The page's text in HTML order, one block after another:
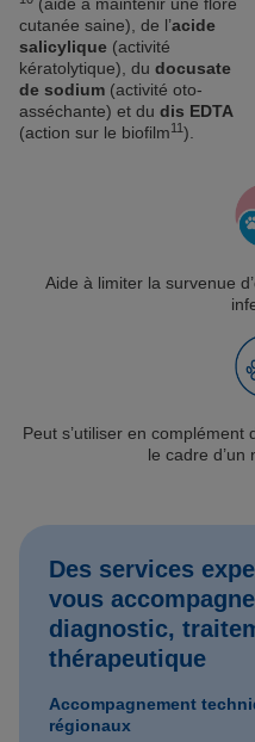
(aide à maintenir une flore
cutanée saine), de l’acide
salicylique (activité
kératolytique), du docusate
de sodium (activité oto-
asséchante) et du dis EDTA
(action sur le biofilm11).
Aide à limiter la survenue
Peut s’utiliser en complément
le cadre d’un
Des services
vous
diagnostic,
thérapeutique
Accompagnement
régionaux